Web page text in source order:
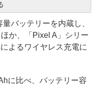
バッテリーを内蔵し、
か、「Pixel A」シリー
よるワイヤレス充電に
に比べ、バッテリー容